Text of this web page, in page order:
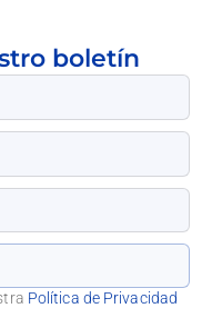
boletín
Política de Privacidad